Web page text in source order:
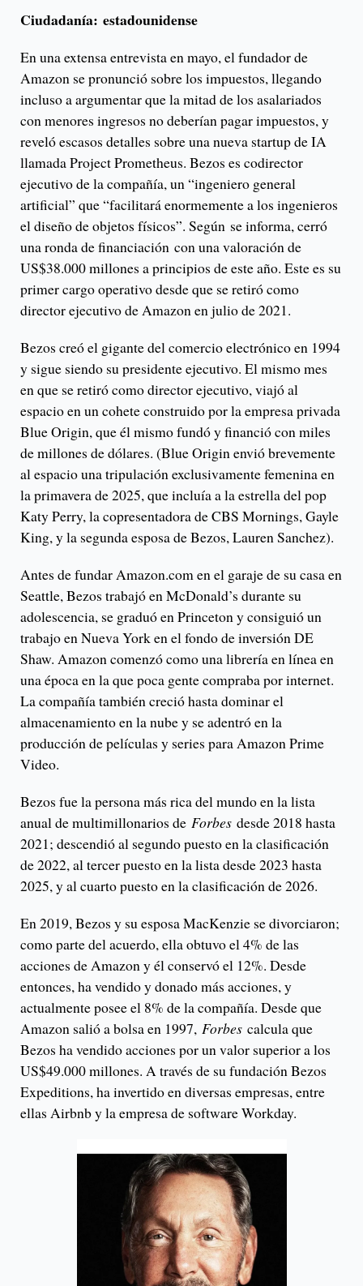
Ciudadanía: estadounidense
En una extensa entrevista en mayo, el fundador de
Amazon se pronunció sobre los impuestos, llegando
incluso a argumentar que la mitad de los asalariados
con menores ingresos no deberían pagar impuestos, y
reveló escasos detalles sobre una nueva startup de IA
llamada Project Prometheus. Bezos es codirector
ejecutivo de la compañía, un “ingeniero general
artificial” que “facilitará enormemente a los ingenieros
el diseño de objetos físicos”. Según se informa, cerró
una ronda de financiación con una valoración de
US$38.000 millones a principios de este año. Este es su
primer cargo operativo desde que se retiró como
director ejecutivo de Amazon en julio de 2021.
Bezos creó el gigante del comercio electrónico en 1994
y sigue siendo su presidente ejecutivo. El mismo mes
en que se retiró como director ejecutivo, viajó al
espacio en un cohete construido por la empresa privada
Blue Origin, que él mismo fundó y financió con miles
de millones de dólares. (Blue Origin envió brevemente
al espacio una tripulación exclusivamente femenina en
la primavera de 2025, que incluía a la estrella del pop
Katy Perry, la copresentadora de CBS Mornings, Gayle
King, y la segunda esposa de Bezos, Lauren Sanchez).
Antes de fundar Amazon.com en el garaje de su casa en
Seattle, Bezos trabajó en McDonald’s durante su
adolescencia, se graduó en Princeton y consiguió un
trabajo en Nueva York en el fondo de inversión DE
Shaw. Amazon comenzó como una librería en línea en
una época en la que poca gente compraba por internet.
La compañía también creció hasta dominar el
almacenamiento en la nube y se adentró en la
producción de películas y series para Amazon Prime
Video.
Bezos fue la persona más rica del mundo en la lista
anual de multimillonarios de Forbes desde 2018 hasta
2021; descendió al segundo puesto en la clasificación
de 2022, al tercer puesto en la lista desde 2023 hasta
2025, y al cuarto puesto en la clasificación de 2026.
En 2019, Bezos y su esposa MacKenzie se divorciaron;
como parte del acuerdo, ella obtuvo el 4% de las
acciones de Amazon y él conservó el 12%. Desde
entonces, ha vendido y donado más acciones, y
actualmente posee el 8% de la compañía. Desde que
Amazon salió a bolsa en 1997, Forbes calcula que
Bezos ha vendido acciones por un valor superior a los
US$49.000 millones. A través de su fundación Bezos
Expeditions, ha invertido en diversas empresas, entre
ellas Airbnb y la empresa de software Workday.